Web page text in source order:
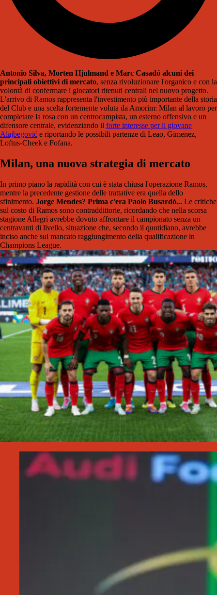
Antonio Silva, Morten Hjulmand e Marc Casadó alcuni dei
principali obiettivi di mercato, senza rivoluzionare l'organico e con la
volontà di confermare i giocatori ritenuti centrali nel nuovo progetto.
L'arrivo di Ramos rappresenta l'investimento più importante della storia
del Club e una scelta fortemente voluta da Amorim: Milan al lavoro per
completare la rosa con un centrocampista, un esterno offensivo e un
difensore centrale, evidenziando il forte interesse per il giovane
Alajbegović e riportando le possibili partenze di Leao, Gimenez,
Loftus-Cheek e Fofana.
Milan, una nuova strategia di mercato
In primo piano la rapidità con cui è stata chiusa l'operazione Ramos,
mentre la precedente gestione delle trattative era quella dello
sfinimento. Jorge Mendes? Prima c'era Paolo Busardò... Le critiche
sul costo di Ramos sono contraddittorie, ricordando che nella scorsa
stagione Allegri avrebbe dovuto affrontare il campionato senza un
centravanti di livello, situazione che, secondo il quotidiano, avrebbe
inciso anche sul mancato raggiungimento della qualificazione in
Champions League.